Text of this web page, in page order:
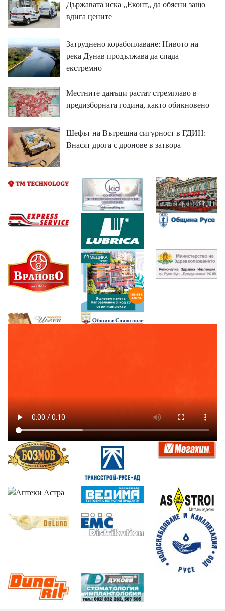
Държавата иска ,,Еконт,, да обясни защо
вдига цените
Затруднено корабоплаване: Нивото на
река Дунав продължава да спада
екстремно
Местните данъци растат стремглаво в
предизборната година, както обикновено
Шефът на Вътрешна сигурност в ГДИН:
Внасят дрога с дронове в затвора